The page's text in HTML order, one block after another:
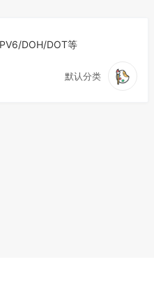
DOH/DOT等
默认分类